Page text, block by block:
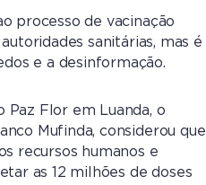
processo de vacinação
sanitárias, mas é
e a desinformação.
Paz Flor em Luanda, o
Mufinda, considerou que
recursos humanos e
as 12 milhões de doses